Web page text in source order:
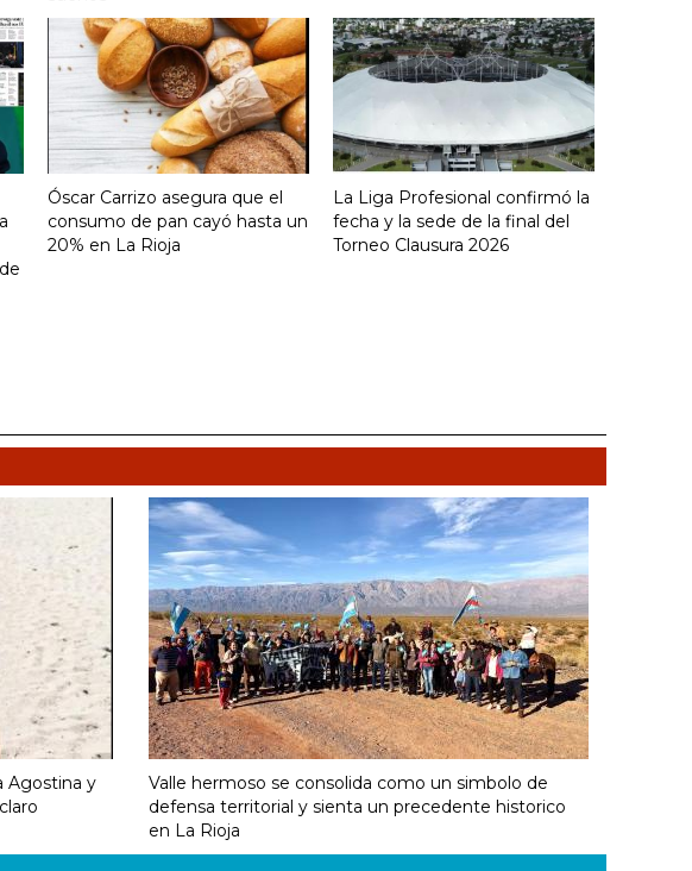
Óscar Carrizo asegura que el
consumo de pan cayó hasta un
20% en La Rioja
La Liga Profesional confirmó la
fecha y la sede de la final del
Torneo Clausura 2026
Agostina y
Valle hermoso se consolida como un simbolo de
defensa territorial y sienta un precedente historico
en La Rioja